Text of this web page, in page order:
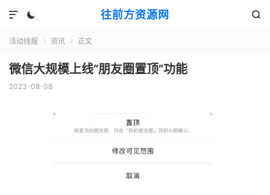
往前方资源网
 

活动线报  资讯  正文
微信大规模上线“朋友圈置顶”功能
2023-08-08